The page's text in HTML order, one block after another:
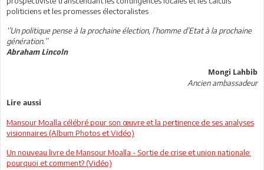
politiciens et les promesses électoralistes .
‘’Un politique pense à la prochaine élection, l’homme d’Etat à la prochaine
génération.’’
Abraham Lincoln
Mongi Lahbib
Ancien ambassadeur
Lire aussi
Mansour Moalla célébré pour son œuvre et la pertinence de ses analyses
visionnaires (Album Photos et Vidéo)
Un nouveau livre de Mansour Moalla - Sortie de crise et union nationale:
pourquoi et comment? (Vidéo)